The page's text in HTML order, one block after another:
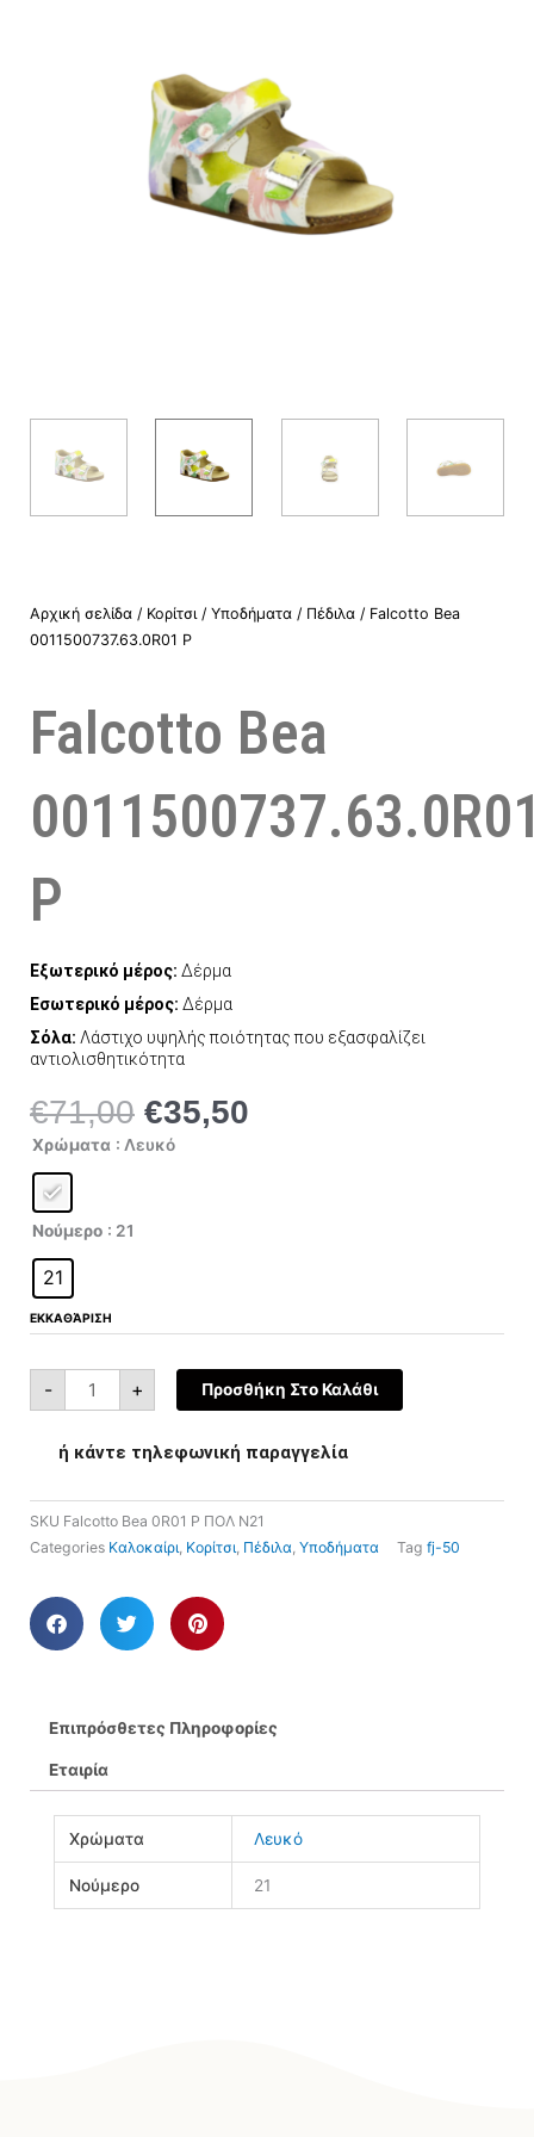
Αρχική σελίδα / Κορίτσι / Υποδήματα / Πέδιλα / Falcotto Bea
0011500737.63.0R01 P
Falcotto Bea
P
Εξωτερικό μέρος: Δέρμα
Εσωτερικό μέρος: Δέρμα
Σόλα: Λάστιχο υψηλής ποιότητας που εξασφαλίζει
αντιολισθητικότητα
€71,00 Original
price
€35,50
Χρώματα : Λευκό
Νούμερο : 21
21
ΕΚΚΑΘΆΡΙΣΗ
-
Bea
P
+ Προσθήκη Στο Καλάθι
ή κάντε τηλεφωνική παραγγελία
SKU Falcotto Bea 0R01 P ΠΟΛ N21
Categories Καλοκαίρι Κορίτσι Πέδιλα Υποδήματα Tag fj-50
Επιπρόσθετες Πληροφορίες
Εταιρία
Χρώματα Λευκό
Νούμερο 21